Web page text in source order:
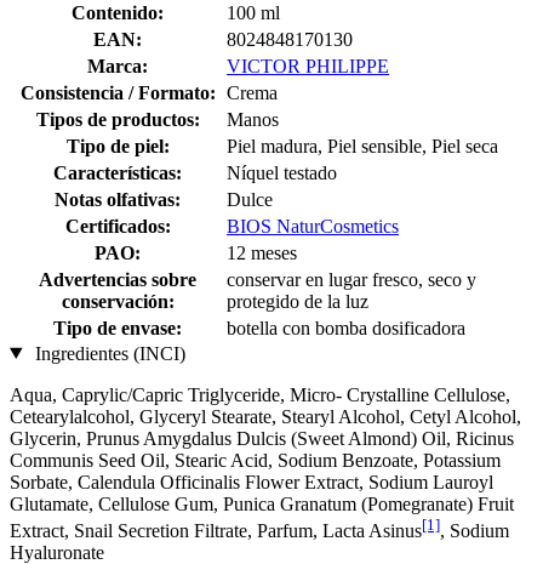
Contenido:
100 ml
EAN:
8024848170130
Marca:
VICTOR PHILIPPE
Consistencia / Formato: Crema
Tipos de productos:
Manos
Tipo de piel:
Piel madura, Piel sensible, Piel seca
Características:
Níquel testado
Notas olfativas:
Dulce
Certificados:
BIOS NaturCosmetics
PAO:
12 meses
Advertencias sobre
conservación:
conservar en lugar fresco, seco y
protegido de la luz
Tipo de envase:
botella con bomba dosificadora
Ingredientes (INCI)
Aqua, Caprylic/Capric Triglyceride, Micro- Crystalline Cellulose,
Cetearylalcohol, Glyceryl Stearate, Stearyl Alcohol, Cetyl Alcohol,
Glycerin, Prunus Amygdalus Dulcis (Sweet Almond) Oil, Ricinus
Communis Seed Oil, Stearic Acid, Sodium Benzoate, Potassium
Sorbate, Calendula Officinalis Flower Extract, Sodium Lauroyl
Glutamate, Cellulose Gum, Punica Granatum (Pomegranate) Fruit
Extract, Snail Secretion Filtrate, Parfum, Lacta Asinus[1], Sodium
Hyaluronate